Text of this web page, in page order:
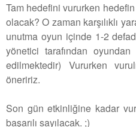
Tam hedefini vururken
olacak? O zaman karşılıklı
unutma oyun içinde 1-2
yönetici tarafından
edilmektedir) Vururken
öneririz.
Son gün etkinliğine kadar
başarılı sayılacak. ;)